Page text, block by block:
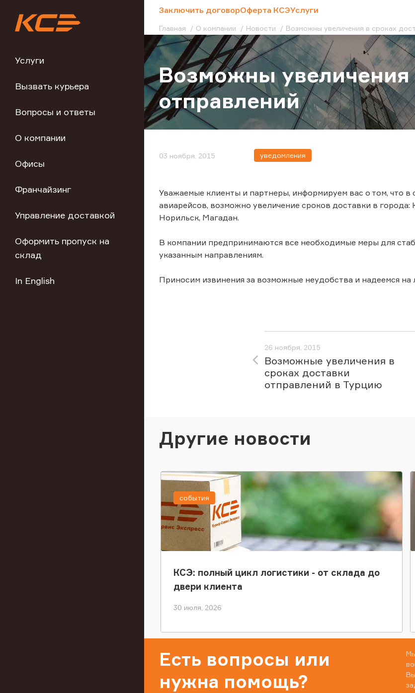
Услуги
Вызвать курьера
Вопросы и ответы
О компании
Офисы
Франчайзинг
Управление доставкой
Оформить пропуск на
склад
In English
Заключить договорОферта КСЭУслуги
Главная О компании Новости Возможны увеличения в сроках
Возможны увеличения
отправлений
03 ноября, 2015 уведомления
Уважаемые клиенты и партнеры, информируем вас о том, что в
авиарейсов, возможно увеличение сроков доставки в
Норильск, Магадан.
В компании предпринимаются все необходимые меры для
указанным направлениям.
Приносим извинения за возможные неудобства и надеемся на
26 ноября, 2015
Возможные увеличения в
сроках доставки
отправлений в Турцию
Другие новости
КСЭ: полный цикл логистики - от склада до
двери клиента
30 июля, 2026
события
Есть вопросы или
нужна помощь?